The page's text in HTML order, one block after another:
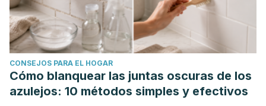
CONSEJOS PARA EL HOGAR
Cómo blanquear las juntas oscuras de los
azulejos: 10 métodos simples y efectivos